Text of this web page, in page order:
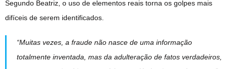
Segundo Beatriz, o uso de elementos reais torna os golpes mais
difíceis de serem identificados.
“Muitas vezes, a fraude não nasce de uma informação
totalmente inventada, mas da adulteração de fatos verdadeiros,